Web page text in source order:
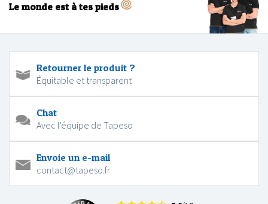
Le monde est à tes pieds
Retourner le produit ?
Équitable et transparent
Chat
Avec l'équipe de Tapeso
Envoie un e-mail
contact@tapeso.fr